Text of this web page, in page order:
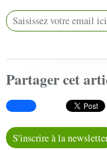
Partager cet
S'inscrire à la